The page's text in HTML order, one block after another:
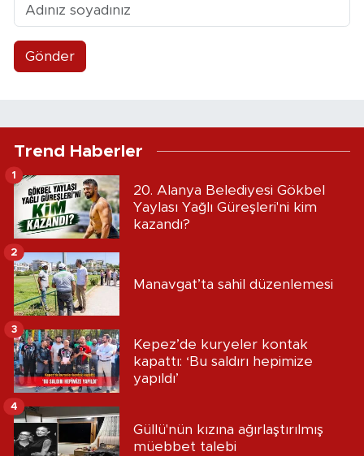
Gönder
Trend Haberler
20. Alanya Belediyesi Gökbel
Yaylası Yağlı Güreşleri'ni kim
kazandı?
1
Manavgat’ta sahil düzenlemesi
2
Kepez’de kuryeler kontak
kapattı: ‘Bu saldırı hepimize
yapıldı’
3
Güllü'nün kızına ağırlaştırılmış
müebbet talebi
4